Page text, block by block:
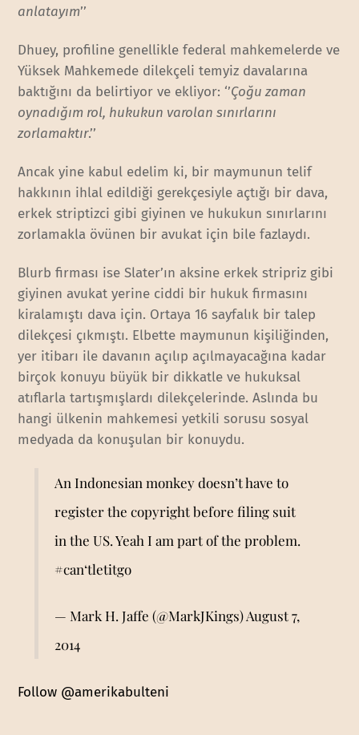
anlatayım’’
Dhuey, profiline genellikle federal mahkemelerde ve
Yüksek Mahkemede dilekçeli temyiz davalarına
baktığını da belirtiyor ve ekliyor: ‘’Çoğu zaman
oynadığım rol, hukukun varolan sınırlarını
zorlamaktır.’’
Ancak yine kabul edelim ki, bir maymunun telif
hakkının ihlal edildiği gerekçesiyle açtığı bir dava,
erkek striptizci gibi giyinen ve hukukun sınırlarını
zorlamakla övünen bir avukat için bile fazlaydı.
Blurb firması ise Slater’ın aksine erkek stripriz gibi
giyinen avukat yerine ciddi bir hukuk firmasını
kiralamıştı dava için. Ortaya 16 sayfalık bir talep
dilekçesi çıkmıştı. Elbette maymunun kişiliğinden,
yer itibarı ile davanın açılıp açılmayacağına kadar
birçok konuyu büyük bir dikkatle ve hukuksal
atıflarla tartışmışlardı dilekçelerinde. Aslında bu
hangi ülkenin mahkemesi yetkili sorusu sosyal
medyada da konuşulan bir konuydu.
An Indonesian monkey doesn’t have to
register the copyright before filing suit
in the US. Yeah I am part of the problem.
#can‘tletitgo
— Mark H. Jaffe (@MarkJKings)August 7,
2014
Follow @amerikabulteni